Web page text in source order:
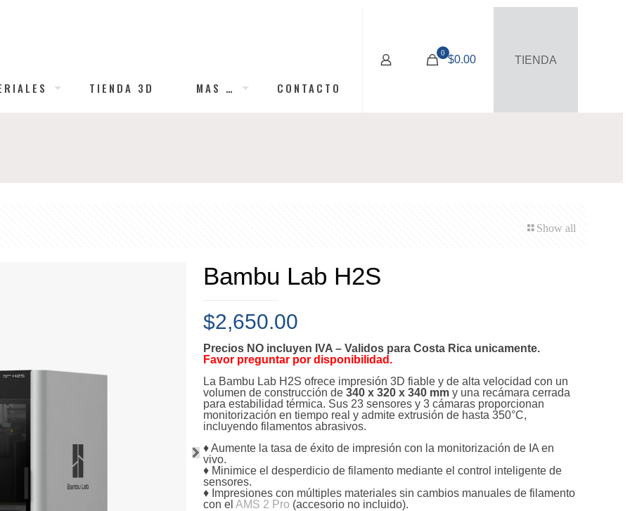
TIENDA 3D MAS … CONTACTO
0
$0.00 TIENDA
Show all
Bambu Lab H2S
$2,650.00
Precios NO incluyen IVA – Validos para Costa Rica unicamente.
Favor preguntar por disponibilidad.
La Bambu Lab H2S ofrece impresión 3D fiable y de alta velocidad con un
volumen de construcción de 340 x 320 x 340 mmy una recámara cerrada
para estabilidad térmica. Sus 23 sensores y 3 cámaras proporcionan
monitorización en tiempo real y admite extrusión de hasta 350°C,
incluyendo filamentos abrasivos.
♦ Aumente la tasa de éxito de impresión con la monitorización de IA en
vivo.
♦ Minimice el desperdicio de filamento mediante el control inteligente de
sensores.
♦ Impresiones con múltiples materiales sin cambios manuales de filamento
con el AMS 2 Pro (accesorio no incluido).